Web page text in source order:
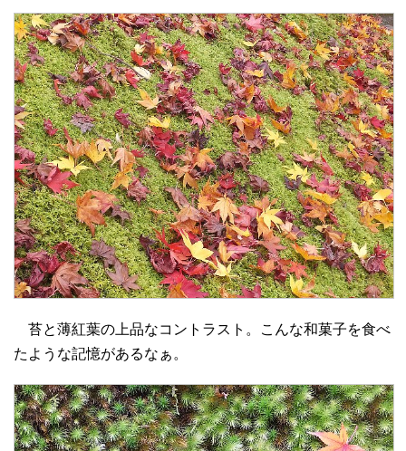
苔と薄紅葉の上品なコントラスト。こんな和菓子を食べ
たような記憶があるなぁ。